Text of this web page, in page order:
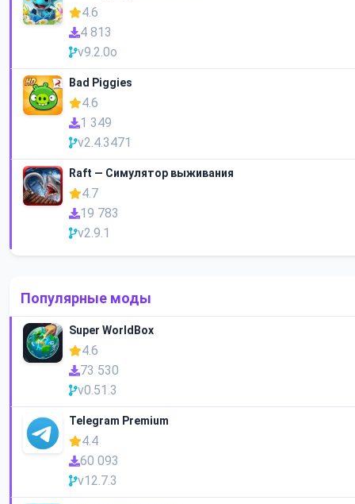
4.6
4 813
v9.2.0o
Bad Piggies
4.6
1 349
v2.4.3471
Raft — Симулятор выживания
4.7
19 783
v2.9.1
Популярные моды
Super WorldBox
4.6
73 530
v0.51.3
Telegram Premium
4.4
60 093
v12.7.3